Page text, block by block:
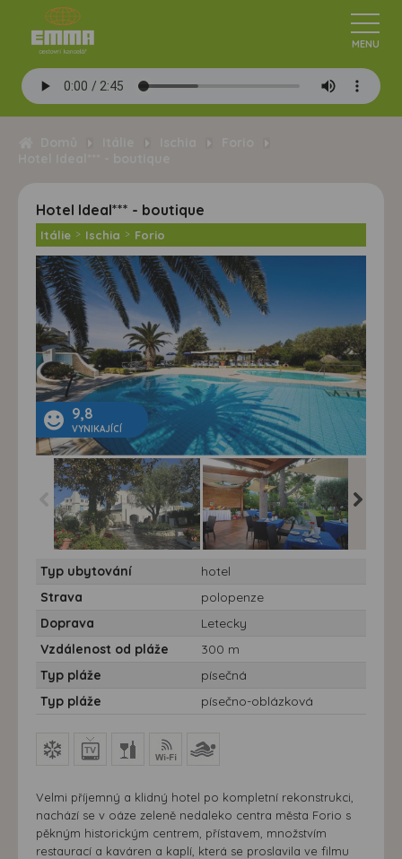
Hotel Ideal*** - boutique
Itálie > Ischia > Forio
9,8
VYNIKAJÍCÍ
- Forio, Hotel Ideal
pohled na hotel
- Ischia - hotel Ideal,
venkovní jídelna
Typ ubytování
hotel
Strava
polopenze
Doprava
Letecky
Vzdálenost od pláže
300 m
Typ pláže
písečná
Typ pláže
písečno-oblázková
Velmi příjemný a klidný hotel po kompletní rekonstrukci,
nachází se v oáze zeleně nedaleko centra města Forio s
pěkným historickým centrem, přístavem, množstvím
restaurací a kaváren a kaplí, která se proslavila ve filmu